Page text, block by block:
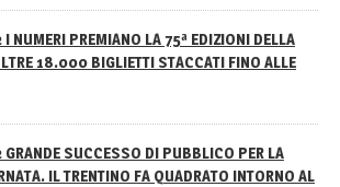
NUMERI PREMIANO LA 75ª EDIZIONI DELLA
18.000 BIGLIETTI STACCATI FINO ALLE
SUCCESSO DI PUBBLICO PER LA
IL TRENTINO FA QUADRATO INTORNO AL